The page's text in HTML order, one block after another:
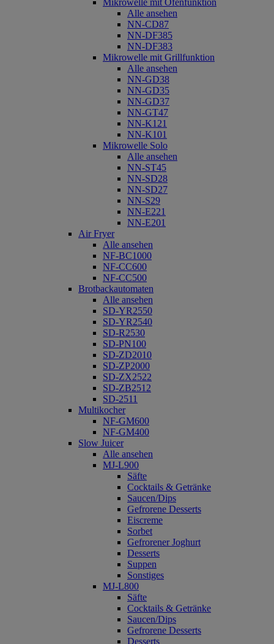
Mikrowelle mit Ofenfunktion
Alle ansehen
NN-CD87
NN-DF385
NN-DF383
Mikrowelle mit Grillfunktion
Alle ansehen
NN-GD38
NN-GD35
NN-GD37
NN-GT47
NN-K121
NN-K101
Mikrowelle Solo
Alle ansehen
NN-ST45
NN-SD28
NN-SD27
NN-S29
NN-E221
NN-E201
Air Fryer
Alle ansehen
NF-BC1000
NF-CC600
NF-CC500
Brotbackautomaten
Alle ansehen
SD-YR2550
SD-YR2540
SD-R2530
SD-PN100
SD-ZD2010
SD-ZP2000
SD-ZX2522
SD-ZB2512
SD-2511
Multikocher
NF-GM600
NF-GM400
Slow Juicer
Alle ansehen
MJ-L900
Säfte
Cocktails & Getränke
Saucen/Dips
Gefrorene Desserts
Eiscreme
Sorbet
Gefrorener Joghurt
Desserts
Suppen
Sonstiges
MJ-L800
Säfte
Cocktails & Getränke
Saucen/Dips
Gefrorene Desserts
Desserts